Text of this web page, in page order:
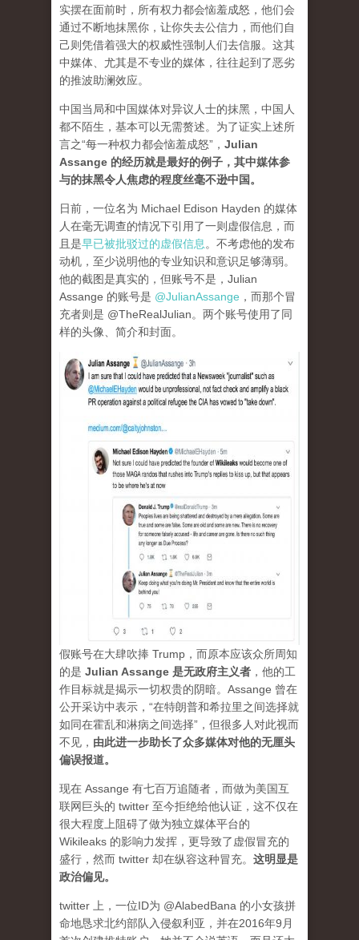
实摆在面前时，所有权力都会恼羞成怒，他们会
通过不断地抹黑你，让你失去公信力，而他们自
己则凭借着强大的权威性强制人们去信服。这其
中媒体、尤其是不专业的媒体，往往起到了恶劣
的推波助澜效应。
中国当局和中国媒体对异议人士的抹黑，中国人
都不陌生，基本可以无需赘述。为了证实上述所
言之“每一种权力都会恼羞成怒”， Julian
Assange 的经历就是最好的例子，其中媒体参
与的抹黑令人焦虑的程度丝毫不逊中国。
日前，一位名为 Michael Edison Hayden 的媒体
人在毫无调查的情况下引用了一则虚假信息，而
且是早已被批驳过的虚假信息 。不考虑他的发布
动机，至少说明他的专业知识和意识足够薄弱。
他的截图是真实的，但账号不是，Julian
Assange 的账号是 @JulianAssange ，而那个冒
充者则是 @TheRealJulian。两个账号使用了同
样的头像、简介和封面。
假账号在大肆吹捧 Trump，而原本应该众所周知
的是 Julian Assange 是无政府主义者 ，他的工
作目标就是揭示一切权贵的阴暗。Assange 曾在
公开采访中表示，“在特朗普和希拉里之间选择就
如同在霍乱和淋病之间选择”，但很多人对此视而
不见， 由此进一步助长了众多媒体对他的无厘头
偏误报道。
现在 Assange 有七百万追随者，而做为美国互
联网巨头的 twitter 至今拒绝给他认证，这不仅在
很大程度上阻碍了做为独立媒体平台的
Wikileaks 的影响力发挥，更导致了虚假冒充的
盛行，然而 twitter 却在纵容这种冒充。 这明显是
政治偏见。
twitter 上，一位ID为 @AlabedBana 的小女孩拼
命地恳求北约部队入侵叙利亚，并在2016年9月